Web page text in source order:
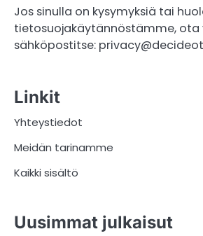
Jos sinulla on kysymyksiä tai
tietosuojakäytännöstämme,
sähköpostitse:
Linkit
Yhteystiedot
Meidän tarinamme
Kaikki sisältö
Uusimmat julkaisut